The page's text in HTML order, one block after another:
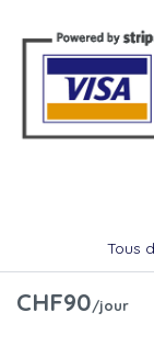
CHF90/jour
Tous